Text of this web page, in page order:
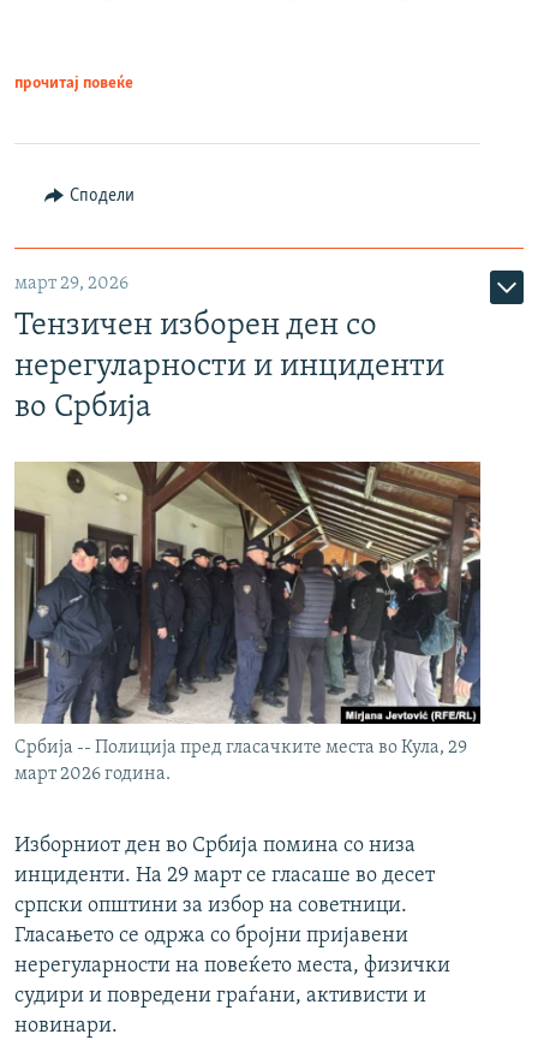
прочитај повеќе
Сподели
март 29, 2026
Тензичен изборен ден со
нерегуларности и инциденти
во Србија
Србија -- Полиција пред гласачките места во Кула, 29
март 2026 година.
Изборниот ден во Србија помина со низа
инциденти. На 29 март се гласаше во десет
српски општини за избор на советници.
Гласањето се одржа со бројни пријавени
нерегуларности на повеќето места, физички
судири и повредени граѓани, активисти и
новинари.